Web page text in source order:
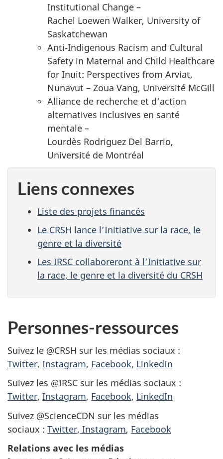
Institutional Change –
Rachel Loewen Walker, University of
Saskatchewan
Anti‑Indigenous Racism and Cultural
Safety in Maternal and Child Healthcare
for Inuit: Perspectives from Arviat,
Nunavut – Zoua Vang, Université McGill
Alliance de recherche et d’action
alternatives inclusives en santé
mentale –
Lourdès Rodriguez Del Barrio,
Université de Montréal
Liens connexes
Liste des projets financés
Le CRSH lance l’Initiative sur la race, le
genre et la diversité
Les IRSC collaboreront à l’Initiative sur
la race, le genre et la diversité du CRSH
Personnes-ressources
Suivez le @CRSH sur les médias sociaux :
Twitter, Instagram, Facebook, LinkedIn
Suivez les @IRSC sur les médias sociaux :
Twitter, Instagram, Facebook, LinkedIn
Suivez @ScienceCDN sur les médias
sociaux : Twitter, Instagram, Facebook
Relations avec les médias